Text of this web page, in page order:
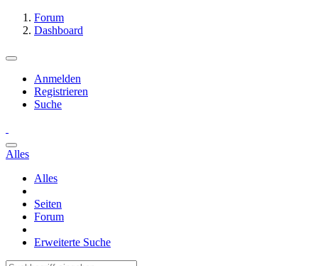
Forum
Dashboard
Anmelden
Registrieren
Suche
Alles
Alles
Seiten
Forum
Erweiterte Suche